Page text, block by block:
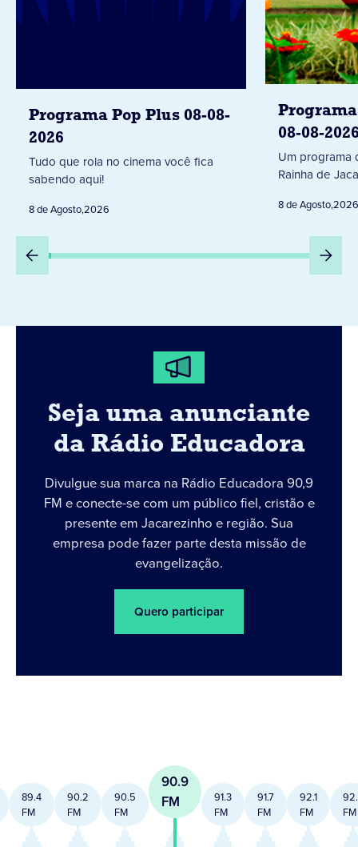
Programa Pop Plus 08-08-
2026
Tudo que rola no cinema você fica
sabendo aqui!
8 de Agosto,2026
08-08-
Um programa
Rainha de
8 de Agosto,2026
Seja uma anunciante
da Rádio Educadora
Divulgue sua marca na Rádio Educadora 90,9
FM e conecte-se com um público fiel, cristão e
presente em Jacarezinho e região. Sua
empresa pode fazer parte desta missão de
evangelização.
Quero participar
89.4
FM
90.2
FM
90.5
FM
90.9
FM
91.3
FM
91.7
FM
92.1
FM
FM